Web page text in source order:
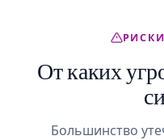
От каких
Большинство